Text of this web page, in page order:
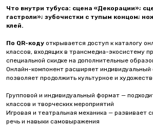
Что внутри тубуса: сцена «Декорации»;
гастроли»; зубочистки с тупым концом;
клей.
По QR-коду открывается доступ к каталогу
классов, входящих в трансмедиа-экосистему
специальной скидке на дополнительные
Онлайн-компонент расширяет
позволяет продолжить культурное и
Групповой и индивидуальный формат —
классов и творческих мероприятий
Игровая и театральная механика — развивает
речь и навыки самовыражения